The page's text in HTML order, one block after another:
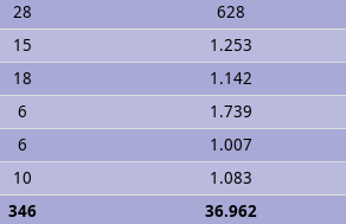
28 628
15 1.253
18 1.142
6 1.739
6 1.007
10 1.083
346 36.962